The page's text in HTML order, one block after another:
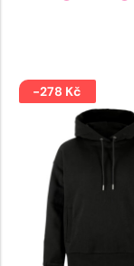
-278 Kč